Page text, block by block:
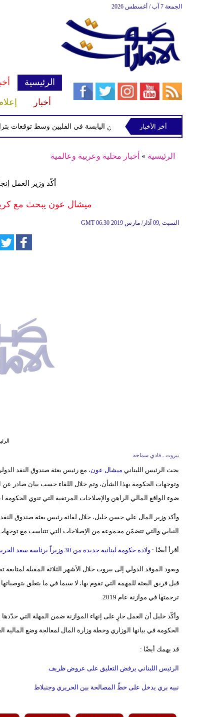
الجمعة 7 آب / أغسطس 2026
الرئيسية
أخبار
الاستوائية "مايماي" تقترب من اليابسة في الفلبين وسط توقعات بتراجع
أخر الأخبار
الرئيسية » أخبار محلية وعربية وعالمية
أكّد وزير العمل
ميشال عون يبحث مع
GMT 06:30 2019 السبت ,09 آذار/ مارس
بيروت ـ فادي سماحه
بحث الرئيس اللبنانيميشال عون، مع رئيس بعثة صندوق النقد
وتوجهات الحكومة بهذا الشأن، وتم خلال اللقاء حسب بيان صادر عن
ضوء الواقع المالي الراهن والإصلاحات المرتقبة التي تنوي
وأكد وزير المال علي حسن خليل، خلال لقائه رئيس بعثة صندوق
النيابي والتي تتضمّن مجموعة من الإصلاحات التي تتناسب مع
أقرأ أيضًا : ولادة حكومة لبنانية جديدة من 30 وزيراً برئاسة سعد الحريري
ويعود الموفد الدولي إلى بيروت خلال الأشهر الثلاثة المقبلة
قبل فريق البعثة للمهمة التي تقوم بها، لا سيما في ما يتعلق
ترجمتها في موازنة عام 2019.
وأكّد خليل أن العمل جارٍ على إنهاء الموازنة ضمن المهلة التي
الحكومة في بيانها الوزاري وخطة وزارة المال لمعالجة وضع المالية
قد يهمك أيضًا :
الرئيس اللبناني يرفض التعليق على عروض ظريف
نبيه بري يدخل على خطّ المصالحة بين الحريري وجنبلاط